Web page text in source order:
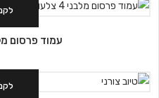
עמוד פרסום מלבני